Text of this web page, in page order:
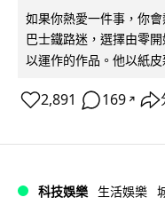
如果你熱愛一件事，你
巴士鐵路迷，選擇由零
以運作的作品。他以紙
2,891 169 ↗
科技娛樂 生活娛樂